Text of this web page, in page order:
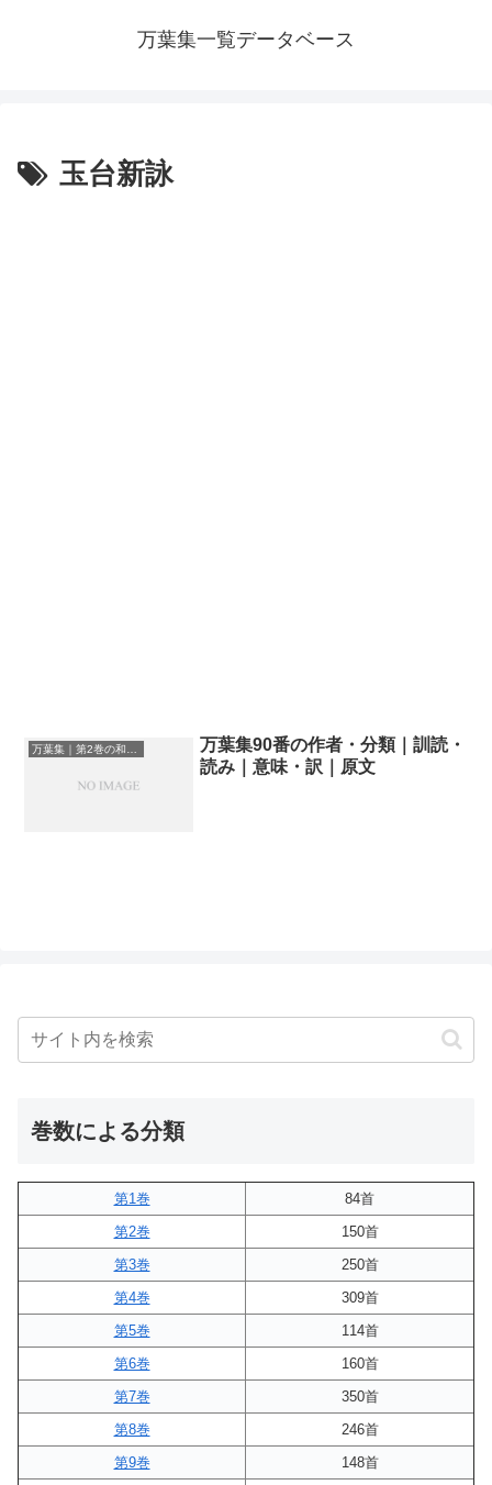
万葉集一覧データベース
玉台新詠
万葉集90番の作者・分類｜訓読・
読み｜意味・訳｜原文
巻数による分類
第1巻
84首
第2巻
150首
第3巻
250首
第4巻
309首
第5巻
114首
第6巻
160首
第7巻
350首
第8巻
246首
第9巻
148首